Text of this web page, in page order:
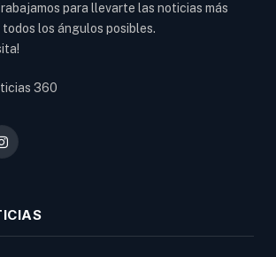
para llevarte las noticias más
los ángulos posibles.
360
Instagram